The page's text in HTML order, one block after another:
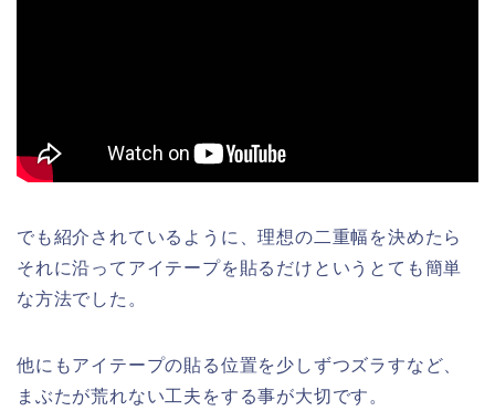
でも紹介されているように、理想の二重幅を決めたら
それに沿ってアイテープを貼るだけというとても簡単
な方法でした。
他にもアイテープの貼る位置を少しずつズラすなど、
まぶたが荒れない工夫をする事が大切です。